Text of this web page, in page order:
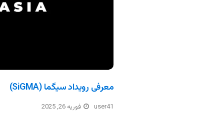
معرفی رویداد سیگما (SiGMA)
user41 فوریه 26, 2025